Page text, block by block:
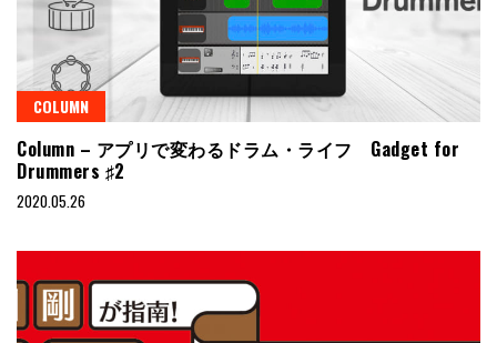
COLUMN
Column – アプリで変わるドラム・ライフ Gadget for
Drummers ♯2
2020.05.26